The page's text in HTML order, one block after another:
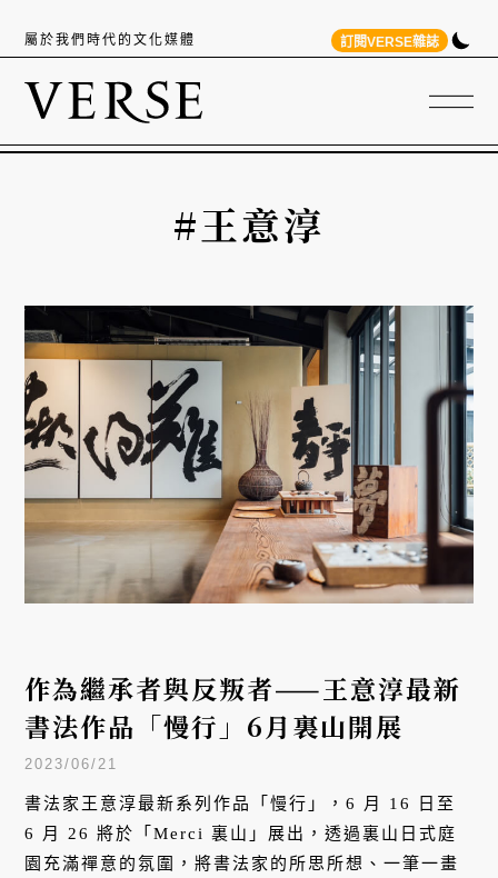
屬於我們時代的文化媒體 訂閱VERSE雜誌
#王意淳
作為繼承者與反叛者——王意淳最新
書法作品「慢行」6月裏山開展
2023/06/21
書法家王意淳最新系列作品「慢行」，6 月 16 日至
6 月 26 將於「Merci 裏山」展出，透過裏山日式庭
園充滿禪意的氛圍，將書法家的所思所想、一筆一畫